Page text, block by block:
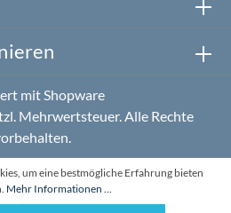
mit Shopware
Mehrwertsteuer. Alle Rechte
um eine bestmögliche Erfahrung bieten
Mehr Informationen ...